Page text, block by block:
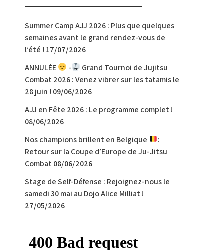
Summer Camp AJJ 2026 : Plus que quelques
semaines avant le grand rendez-vous de
l’été ! 17/07/2026
ANNULÉE
-
Grand Tournoi de Jujitsu
Combat 2026 : Venez vibrer sur les tatamis le
28 juin ! 09/06/2026
AJJ en Fête 2026 : Le programme complet !
08/06/2026
Nos champions brillent en Belgique
:
Retour sur la Coupe d’Europe de Ju-Jitsu
Combat 08/06/2026
Stage de Self-Défense : Rejoignez-nous le
samedi 30 mai au Dojo Alice Milliat !
27/05/2026